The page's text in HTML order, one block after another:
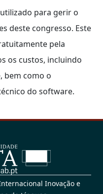
para gerir o
deste congresso. Este
pela
os custos, incluindo
bem como o
do software.
Inovação e